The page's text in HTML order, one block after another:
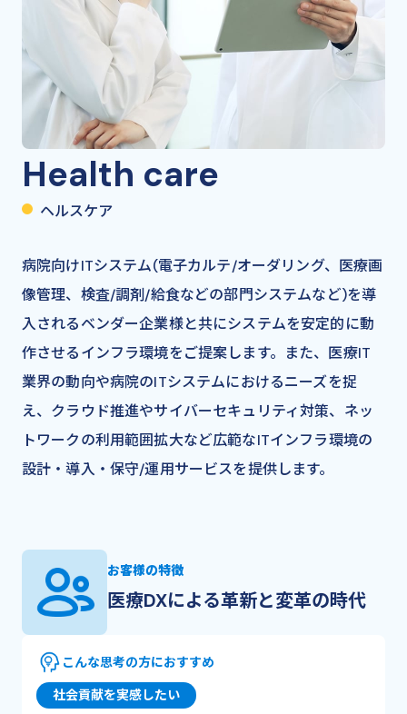
Health care
ヘルスケア
病院向けITシステム(電子カルテ/オーダリング、医療画
像管理、検査/調剤/給食などの部門システムなど)を導
入されるベンダー企業様と共にシステムを安定的に動
作させるインフラ環境をご提案します。また、医療IT
業界の動向や病院のITシステムにおけるニーズを捉
え、クラウド推進やサイバーセキュリティ対策、ネッ
トワークの利用範囲拡大など広範なITインフラ環境の
設計・導入・保守/運用サービスを提供します。
お客様の特徴
医療DXによる革新と変革の時代
こんな思考の方におすすめ
社会貢献を実感したい